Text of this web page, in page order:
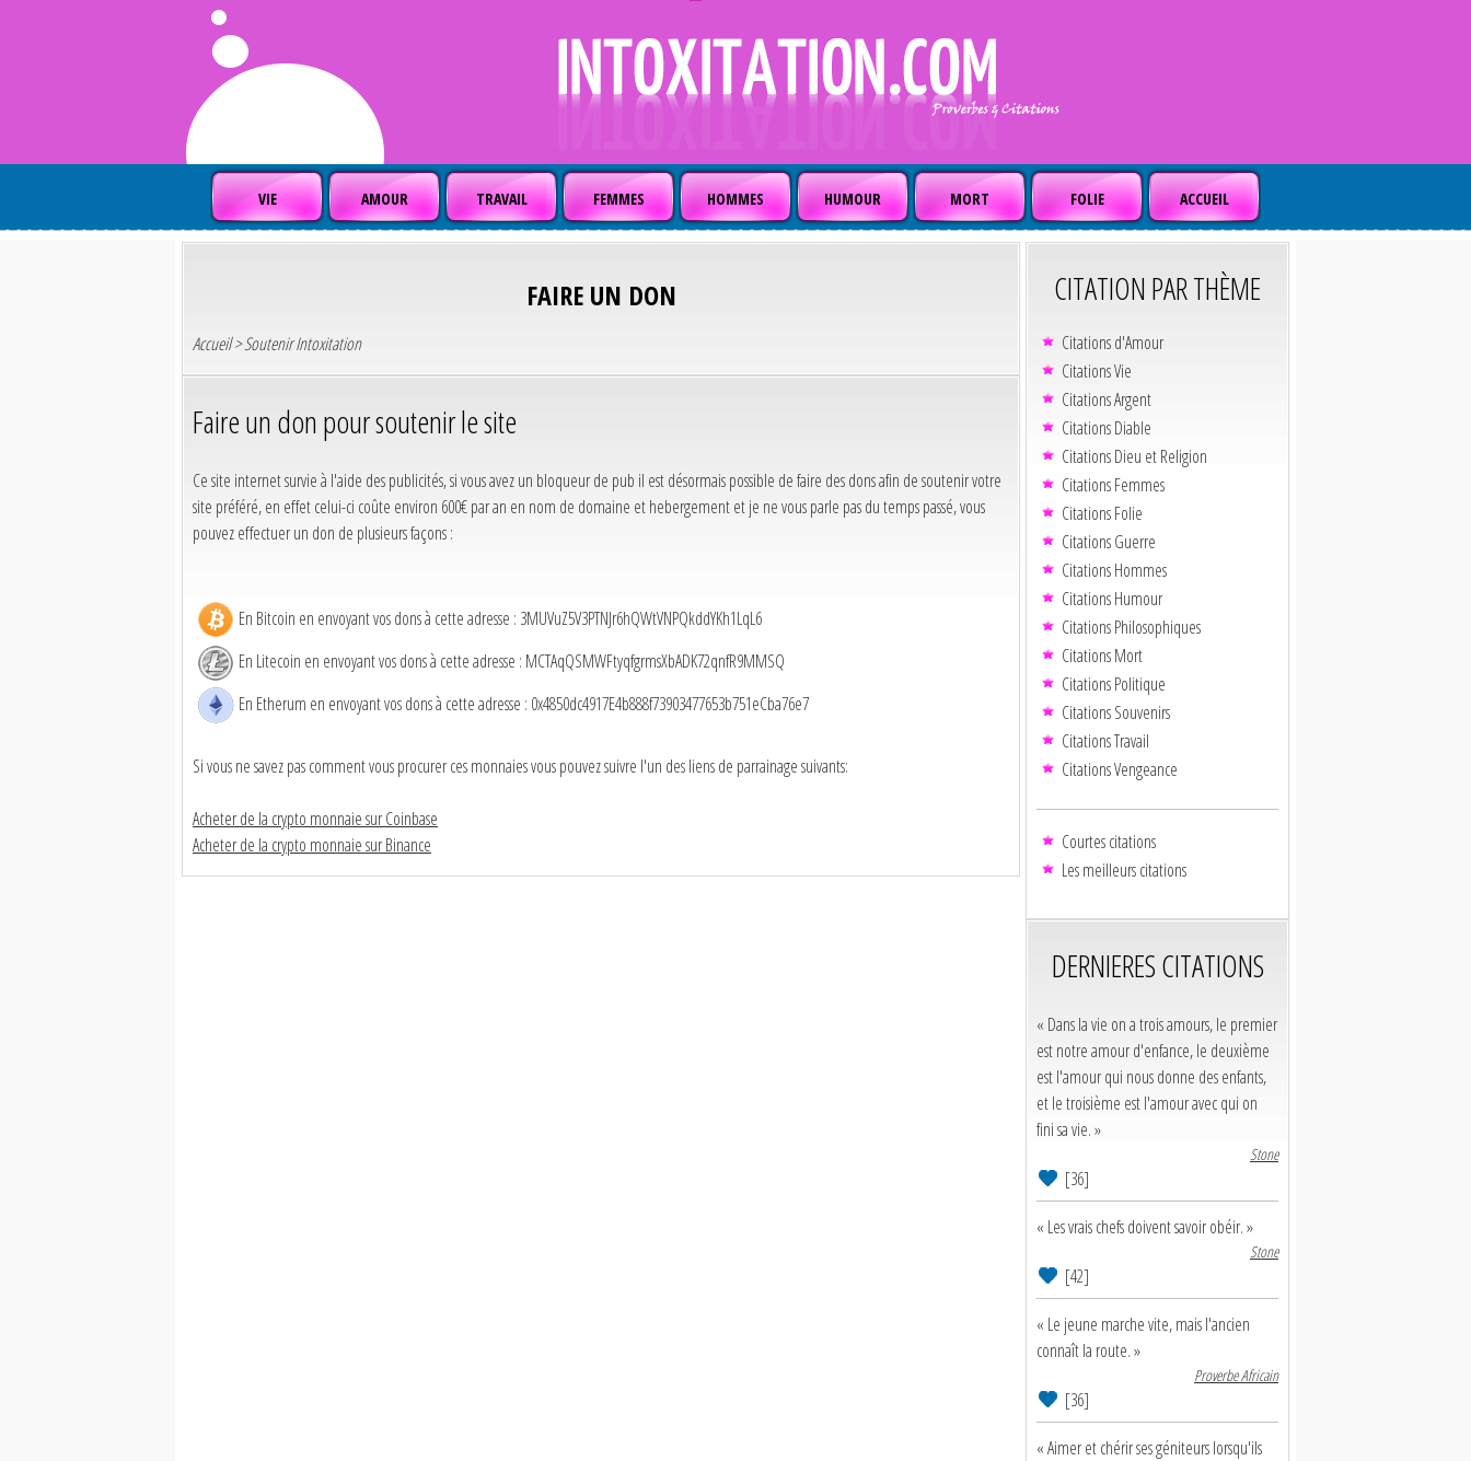
VIE AMOUR TRAVAIL FEMMES HOMMES HUMOUR MORT FOLIE ACCUEIL
FAIRE UN DON
Accueil> Soutenir Intoxitation
Faire un don pour soutenir le site
Ce site internet survie à l'aide des publicités, si vous avez un bloqueur de pub il est désormais possible de faire des dons afin de soutenir votre
site préféré, en effet celui-ci coûte environ 600€ par an en nom de domaine et hebergement et je ne vous parle pas du temps passé, vous
pouvez effectuer un don de plusieurs façons :
En Bitcoin en envoyant vos dons à cette adresse : 3MUVuZ5V3PTNJr6hQWtVNPQkddYKh1LqL6
En Litecoin en envoyant vos dons à cette adresse : MCTAqQSMWFtyqfgrmsXbADK72qnfR9MMSQ
En Etherum en envoyant vos dons à cette adresse : 0x4850dc4917E4b888f73903477653b751eCba76e7
Si vous ne savez pas comment vous procurer ces monnaies vous pouvez suivre l'un des liens de parrainage suivants:
Acheter de la crypto monnaie sur Coinbase
Acheter de la crypto monnaie sur Binance
CITATION PAR THÈME
Citations d'Amour
Citations Vie
Citations Argent
Citations Diable
Citations Dieu et Religion
Citations Femmes
Citations Folie
Citations Guerre
Citations Hommes
Citations Humour
Citations Philosophiques
Citations Mort
Citations Politique
Citations Souvenirs
Citations Travail
Citations Vengeance
Courtes citations
Les meilleurs citations
DERNIERES CITATIONS
« Dans la vie on a trois amours, le premier
est notre amour d'enfance, le deuxième
est l'amour qui nous donne des enfants,
et le troisième est l'amour avec qui on
fini sa vie. »
Stone
[36]
« Les vrais chefs doivent savoir obéir. »
Stone
[42]
« Le jeune marche vite, mais l'ancien
connaît la route. »
Proverbe Africain
[36]
« Aimer et chérir ses géniteurs lorsqu'ils